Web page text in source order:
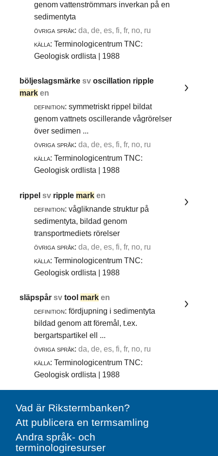
genom vattenströmmars inverkan på en
sedimentyta
övriga språk: da, de, es, fi, fr, no, ru
källa: Terminologicentrum TNC:
Geologisk ordlista | 1988
böljeslagsmärkesvoscillation ripple
mark en
definition: symmetriskt rippel bildat
genom vattnets oscillerande vågrörelser
över sedimen ...
övriga språk: da, de, es, fi, fr, no, ru
källa: Terminologicentrum TNC:
Geologisk ordlista | 1988
rippelsv ripple mark en
definition: vågliknande struktur på
sedimentyta, bildad genom
transportmediets rörelser
övriga språk: da, de, es, fi, fr, no, ru
källa: Terminologicentrum TNC:
Geologisk ordlista | 1988
släpspårsvtool mark en
definition: fördjupning i sedimentyta
bildad genom att föremål, t.ex.
bergartspartikel ell ...
övriga språk: da, de, es, fi, fr, no, ru
källa: Terminologicentrum TNC:
Geologisk ordlista | 1988
Vad är Rikstermbanken?
Att publicera en termsamling
Andra språk- och
terminologiresurser